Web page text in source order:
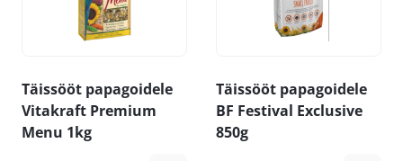
Täissööt papagoidele
Vitakraft Premium
Menu 1kg
Täissööt papagoidele
BF Festival Exclusive
850g